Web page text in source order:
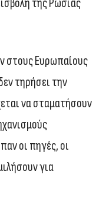
της Ρωσίας
στους Ευρωπαίους
τηρήσει την
να σταματήσουν
οι πηγές, οι
για